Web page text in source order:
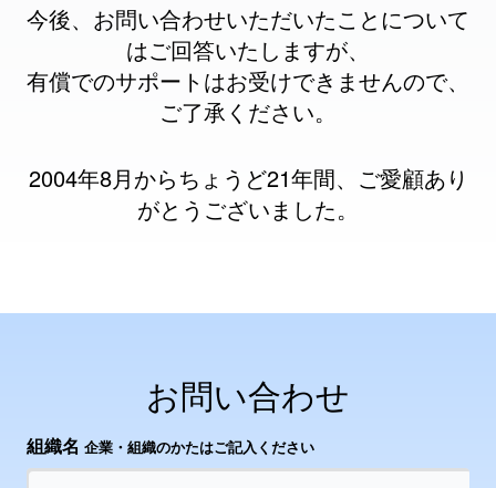
今後、お問い合わせいただいたことについて
はご回答いたしますが、
有償でのサポートはお受けできませんので、
ご了承ください。
2004年8月からちょうど21年間、ご愛顧あり
がとうございました。
お問い合わせ
組織名 企業・組織のかたはご記入ください